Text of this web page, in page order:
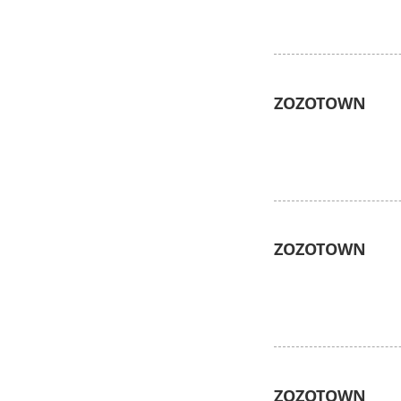
ZOZOTOWN
ZOZOTOWN
ZOZOTOWN